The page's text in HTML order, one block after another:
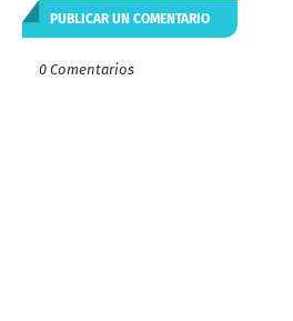
PUBLICAR UN COMENTARIO
0 Comentarios